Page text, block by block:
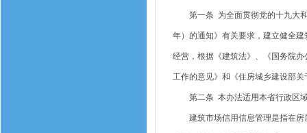
第一条 为全面贯彻党的十九大和
年）的通知》有关要求，建立健全
经营，根据《建筑法》、《国务院
工作的意见》和《住房城乡建设部
第二条 本办法适用本省行政区域
建筑市场信用信息管理是指在房